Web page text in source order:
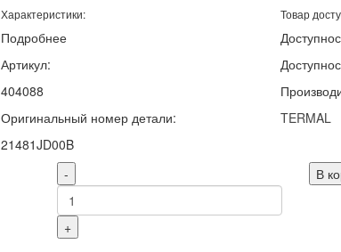
Характеристики:
Подробнее
Артикул:
404088
Оригинальный номер детали:
21481JD00B
Товар
TERMAL
-
+
В